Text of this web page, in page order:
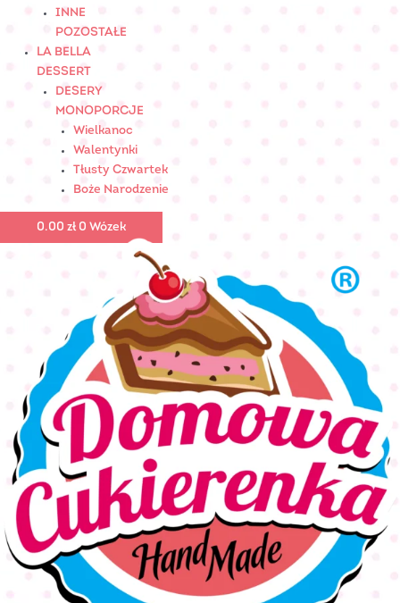
INNE
POZOSTAŁE
LA BELLA
DESSERT
DESERY
MONOPORCJE
Wielkanoc
Walentynki
Tłusty Czwartek
Boże Narodzenie
0.00 zł 0 Wózek